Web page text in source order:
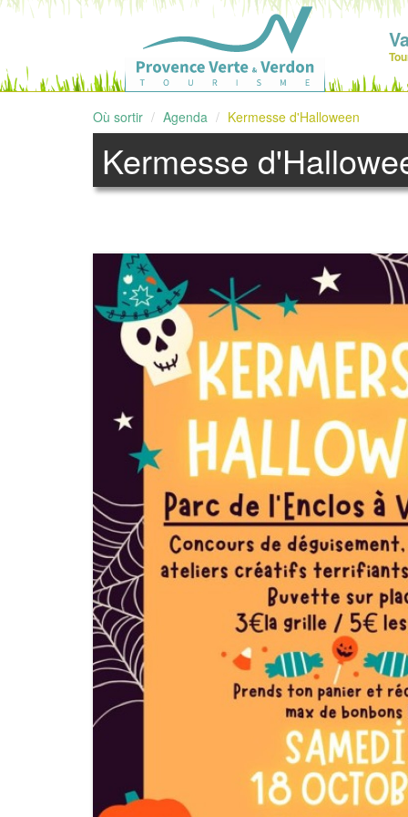
Où sortir Agenda Kermesse d'Halloween
Kermesse